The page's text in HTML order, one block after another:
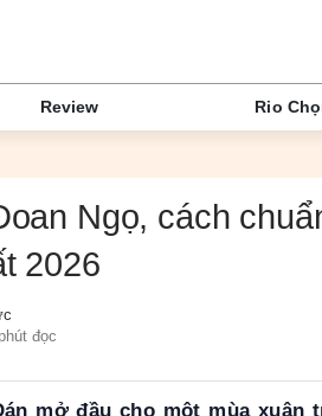
Review Rio
Ngọ, cách
2026
đọc
mở đầu cho một mùa